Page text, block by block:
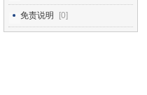
免责说明 [0]